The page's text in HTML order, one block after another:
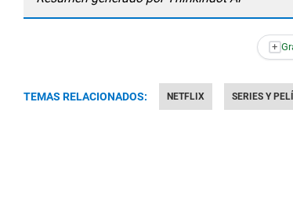
+
TEMAS RELACIONADOS: NETFLIX SERIES Y